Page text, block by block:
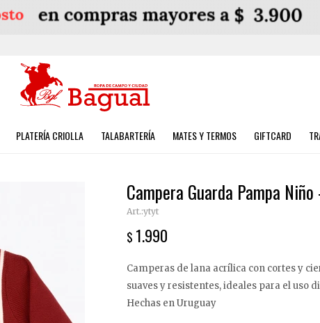
PLATERÍA CRIOLLA TALABARTERÍA MATES Y TERMOS GIFTCARD
Campera Guarda Pampa
ytyt
$ 1.990
Camperas de lana acrílica con cortes y
suaves y resistentes, ideales para el uso
Hechas en Uruguay